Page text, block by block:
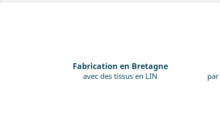
Fabrication en Bretagne
avec des tissus en LIN